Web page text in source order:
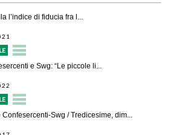
l’indice di fiducia fra l...
e Swg: “Le piccole li...
Confesercenti-Swg / Tredicesime, dim...